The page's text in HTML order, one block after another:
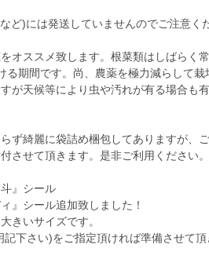
ど)には発送していませんのでご注意く
オススメ致します。根菜類はしばらく
る期間です。尚、農薬を極力減らして
が天候等により虫や汚れが有る場合も
ず綺麗に袋詰め梱包してありますが、
させて頂きます。是非ご利用ください。
』シール
』シール追加致しました！
きいサイズです。
下さい)をご指定頂ければ準備させて頂